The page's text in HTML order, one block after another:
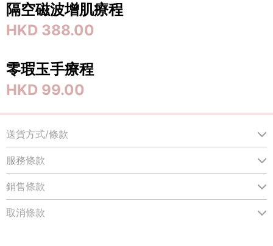
隔空磁波增肌療程
HKD 388.00
零瑕玉手療程
HKD 99.00
送貨方式/條款
服務條款
銷售條款
取消條款